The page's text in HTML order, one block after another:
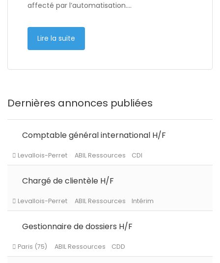
affecté par l’automatisation….
Lire la suite
Dernières annonces publiées
Comptable général international H/F
Levallois-Perret ABIL Ressources CDI
Chargé de clientèle H/F
Levallois-Perret ABIL Ressources
Gestionnaire de dossiers H/F